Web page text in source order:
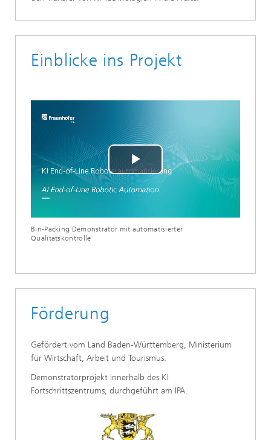
Einblicke ins Projekt
Play
Bin-Packing Demonstrator mit automatisierter
Qualitätskontrolle
Förderung
Gefördert vom Land Baden-Württemberg, Ministerium
für Wirtschaft, Arbeit und Tourismus.
Demonstratorprojekt innerhalb des KI
Fortschrittszentrums, durchgeführt am IPA.